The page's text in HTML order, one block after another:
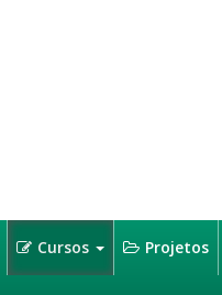
Cursos Projetos